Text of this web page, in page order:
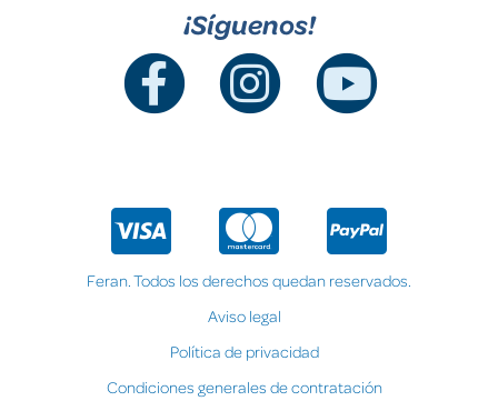
¡Síguenos!
Feran. Todos los derechos quedan reservados.
Aviso legal
Política de privacidad
Condiciones generales de contratación